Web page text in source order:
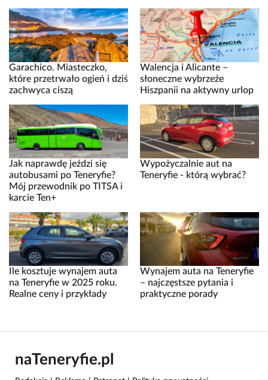
Garachico. Miasteczko,
które przetrwało ogień i dziś
zachwyca ciszą
Walencja i Alicante –
słoneczne wybrzeże
Hiszpanii na aktywny urlop
Jak naprawdę jeździ się
autobusami po Teneryfie?
Mój przewodnik po TITSA i
karcie Ten+
Wypożyczalnie aut na
Teneryfie - którą wybrać?
Ile kosztuje wynajem auta
na Teneryfie w 2025 roku.
Realne ceny i przykłady
Wynajem auta na Teneryfie
– najczęstsze pytania i
praktyczne porady
naTeneryfie.pl